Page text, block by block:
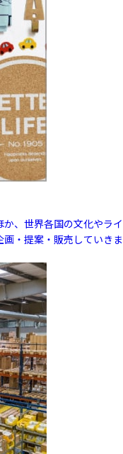
、世界各国の文化やライ
・提案・販売していきま